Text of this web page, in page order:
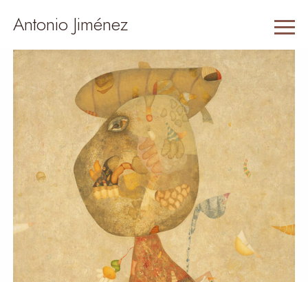
Antonio Jiménez